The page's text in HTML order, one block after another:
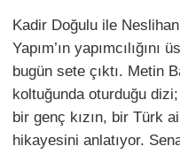
Kadir Doğulu ile
Yapım’ın
bugün sete çıktı. Metin
koltuğunda oturduğu
bir genç kızın, bir Türk
hikayesini anlatıyor.